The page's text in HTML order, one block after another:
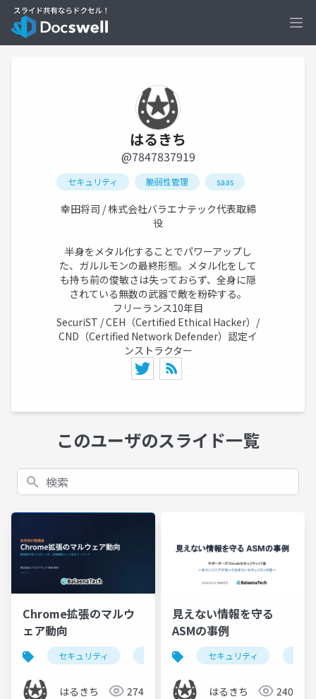
はるきち
@7847837919
セキュリティ 脆弱性管理 saas
幸田将司 / 株式会社バラエナテック代表取締
役
半身をメタル化することでパワーアップし
た、ガルルモンの最終形態。メタル化をして
も持ち前の俊敏さは失っておらず、全身に隠
されている無数の武器で敵を粉砕する。
フリーランス10年目
SecuriST / CEH（Certified Ethical Hacker）/
CND（Certified Network Defender）認定イ
ンストラクター
このユーザのスライド一覧
検索
Chrome拡張のマルウ
ェア動向
セキュリティ 脆弱性管理 extensions
はるきち 274
見えない情報を守る
ASMの事例
セキュリティ
はるきち 240